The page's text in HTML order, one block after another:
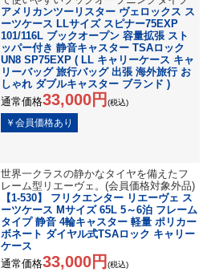
アメリカンツーリスター ヴェロックス ス
ーツケース LLサイズ スピナー75EXP
101/116L ブックオープン 容量拡張 スト
ッパー付き 静音キャスター TSAロック
UN8 SP75EXP ( LL キャリーケース キャ
リーバッグ 旅行バッグ 出張 海外旅行 お
しゃれ ダブルキャスター ブランド )
通常価格33,000円 (税込)
世界一クラスの静かなタイヤを備えたフ
レーム型リエーヴェ。(会員価格対象外品)
【1-530】 フリクエンター リエーヴェ ス
ーツケース Mサイズ 65L 5～6泊 フレーム
タイプ 静音 4輪キャスター 軽量 ポリカー
ボネート ダイヤル式TSAロック キャリー
ケース
通常価格33,000円 (税込)